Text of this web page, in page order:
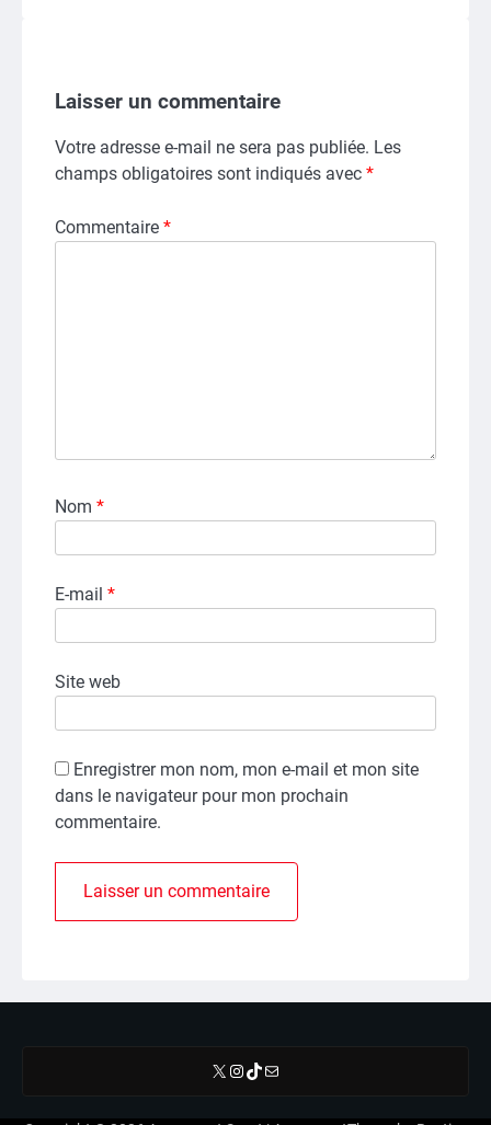
Laisser un commentaire
Votre adresse e-mail ne sera pas publiée. Les
champs obligatoires sont indiqués avec *
Commentaire *
Nom *
E-mail *
Site web
Enregistrer mon nom, mon e-mail et mon site
dans le navigateur pour mon prochain
commentaire.
X Instagram
TikTok
E-mail